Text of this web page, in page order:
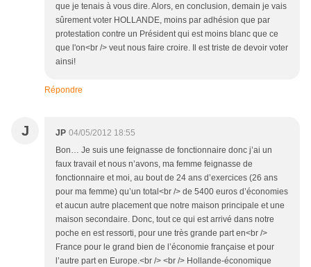
que je tenais à vous dire. Alors, en conclusion, demain je vais
sûrement voter HOLLANDE, moins par adhésion que par
protestation contre un Président qui est moins blanc que ce
que l'on<br /> veut nous faire croire. Il est triste de devoir voter
ainsi!
Répondre
J JP 04/05/2012 18:55
Bon… Je suis une feignasse de fonctionnaire donc j’ai un
faux travail et nous n’avons, ma femme feignasse de
fonctionnaire et moi, au bout de 24 ans d’exercices (26 ans
pour ma femme) qu’un total<br /> de 5400 euros d’économies
et aucun autre placement que notre maison principale et une
maison secondaire. Donc, tout ce qui est arrivé dans notre
poche en est ressorti, pour une très grande part en<br />
France pour le grand bien de l’économie française et pour
l’autre part en Europe.<br /> <br /> Hollande-économique